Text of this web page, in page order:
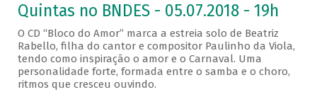
Quintas no BNDES - 05.07.2018 - 19h
O CD “Bloco do Amor” marca a estreia solo de Beatriz
Rabello, filha do cantor e compositor Paulinho da Viola,
tendo como inspiração o amor e o Carnaval. Uma
personalidade forte, formada entre o samba e o choro,
ritmos que cresceu ouvindo.